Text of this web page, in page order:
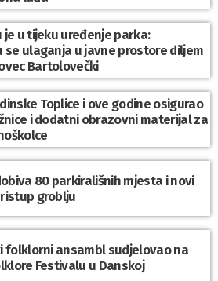
je u tijeku uređenje parka:
se ulaganja u javne prostore diljem
Bartolovečki
Toplice i ove godine osigurao
i dodatni obrazovni materijal za
80 parkirališnih mjesta i novi
groblju
folklorni ansambl sudjelovao na
Festivalu u Danskoj